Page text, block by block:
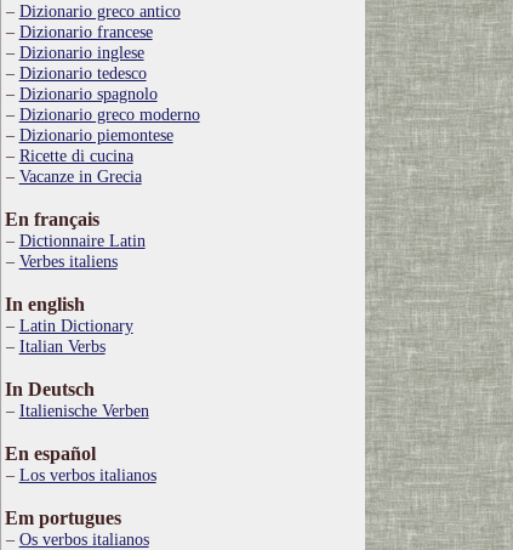
Dizionario greco antico
Dizionario francese
Dizionario inglese
Dizionario tedesco
Dizionario spagnolo
Dizionario greco moderno
Dizionario piemontese
Ricette di cucina
Vacanze in Grecia
En français
Dictionnaire Latin
Verbes italiens
In english
Latin Dictionary
Italian Verbs
In Deutsch
Italienische Verben
En español
Los verbos italianos
Em portugues
Os verbos italianos